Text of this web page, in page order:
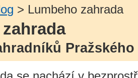
> Lumbeho zahrada